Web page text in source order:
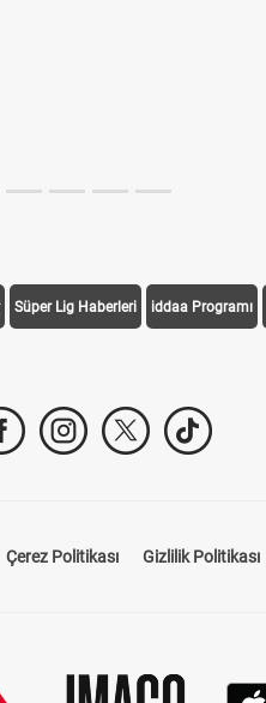
Süper Lig Haberleri iddaa Programı
Çerez Politikası Gizlilik Politikası